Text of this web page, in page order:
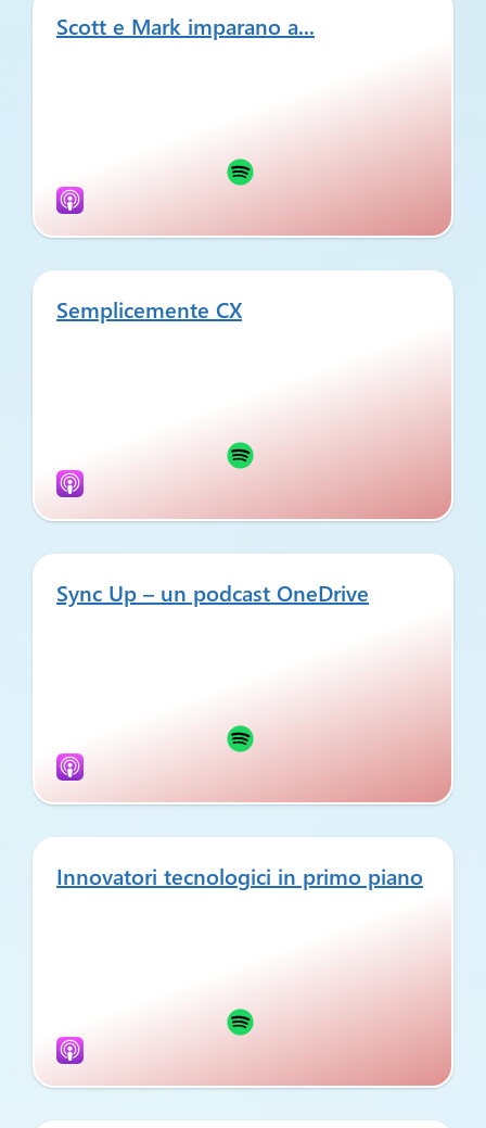
Scott e Mark imparano a...
Semplicemente CX
Sync Up – un podcast OneDrive
Innovatori tecnologici in primo piano